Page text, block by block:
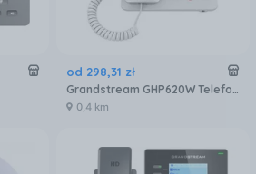
od 298,31 zł
Grandstream GHP620W Telefon hotelowy IP, WiFi
0,4 km